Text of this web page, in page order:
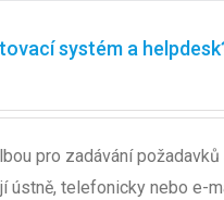
systém a
pro zadávání požadavků
ústně, telefonicky nebo e-